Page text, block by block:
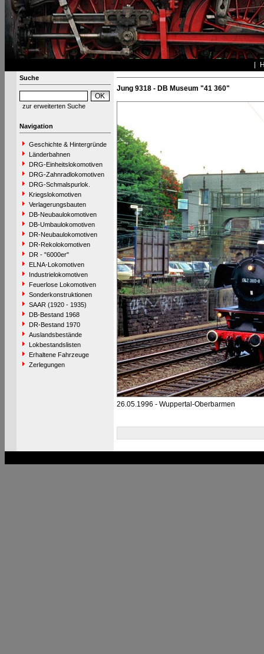
Suche
zur erweiterten Suche
Navigation
Geschichte & Hintergründe
Länderbahnen
DRG-Einheitslokomotiven
DRG-Zahnradlokomotiven
DRG-Schmalspurlok.
Kriegslokomotiven
Verlagerungsbauten
DB-Neubaulokomotiven
DB-Umbaulokomotiven
DR-Neubaulokomotiven
DR-Rekolokomotiven
DR - "6000er"
ELNA-Lokomotiven
Industrielokomotiven
Feuerlose Lokomotiven
Sonderkonstruktionen
SAAR (1920 - 1935)
DB-Bestand 1968
DR-Bestand 1970
Auslandsbestände
Lokbestandslisten
Erhaltene Fahrzeuge
Zerlegungen
Jung 9318 - DB Museum "41 360"
26.05.1996 - Wuppertal-Oberbarmen